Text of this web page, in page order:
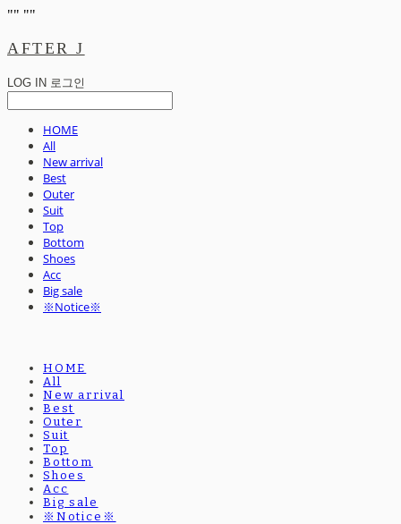
"" ""
AFTER J
LOG IN 로그인
HOME
All
New arrival
Best
Outer
Suit
Top
Bottom
Shoes
Acc
Big sale
※Notice※
HOME
All
New arrival
Best
Outer
Suit
Top
Bottom
Shoes
Acc
Big sale
※Notice※